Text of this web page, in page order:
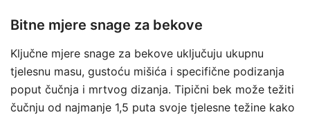
Bitne mjere snage za bekove
Ključne mjere snage za bekove uključuju ukupnu
tjelesnu masu, gustoću mišića i specifične podizanja
poput čučnja i mrtvog dizanja. Tipični bek može težiti
čučnju od najmanje 1,5 puta svoje tjelesne težine kako